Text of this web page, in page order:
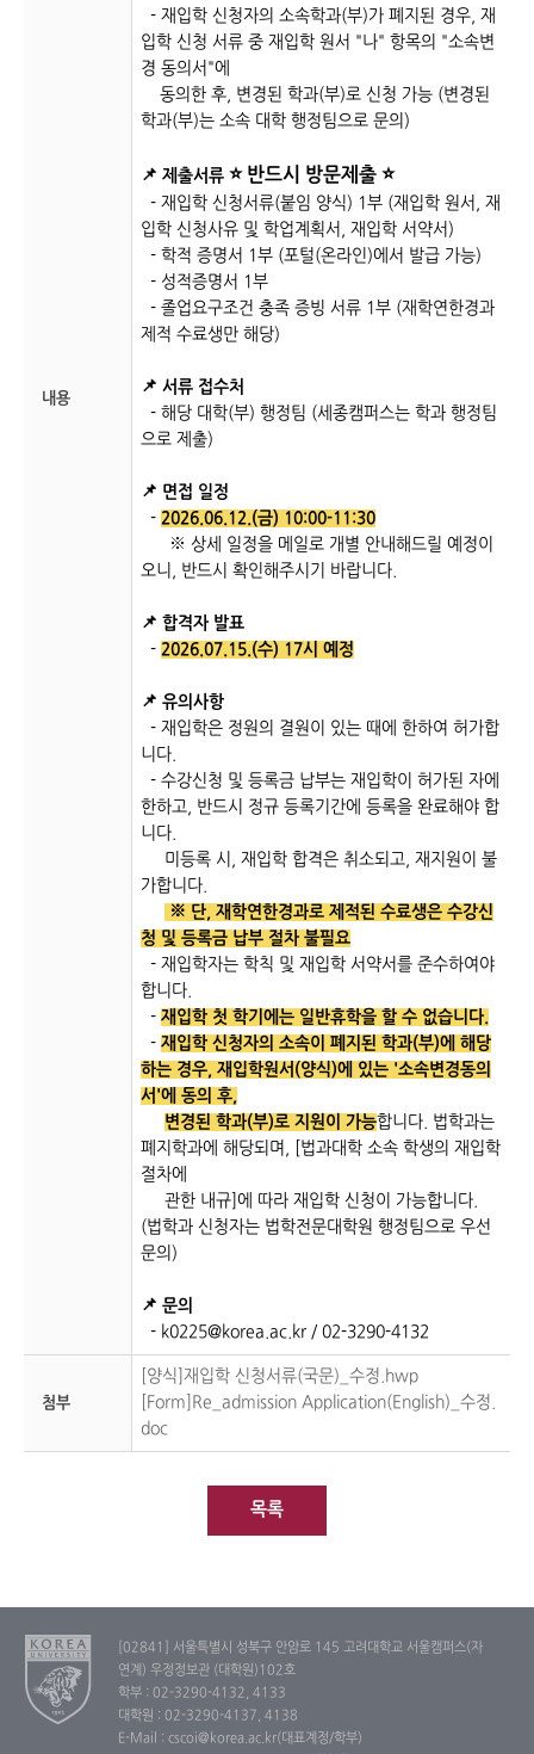
내용
- 재입학 신청자의 소속학과(부)가 폐지된 경우, 재
입학 신청 서류 중 재입학 원서 "나" 항목의 "소속변
경 동의서"에
동의한 후, 변경된 학과(부)로 신청 가능 (변경된
학과(부)는 소속 대학 행정팀으로 문의)
📌 제출서류 ⭐ 반드시 방문제출 ⭐
- 재입학 신청서류(붙임 양식) 1부 (재입학 원서, 재
입학 신청사유 및 학업계획서, 재입학 서약서)
- 학적 증명서 1부 (포털(온라인)에서 발급 가능)
- 성적증명서 1부
- 졸업요구조건 충족 증빙 서류 1부 (재학연한경과
제적 수료생만 해당)
📌 서류 접수처
- 해당 대학(부) 행정팀 (세종캠퍼스는 학과 행정팀
으로 제출)
📌 면접 일정
- 2026.06.12.(금) 10:00-11:30
※ 상세 일정을 메일로 개별 안내해드릴 예정이
오니, 반드시 확인해주시기 바랍니다.
📌 합격자 발표
- 2026.07.15.(수) 17시 예정
📌 유의사항
- 재입학은 정원의 결원이 있는 때에 한하여 허가합
니다.
- 수강신청 및 등록금 납부는 재입학이 허가된 자에
한하고, 반드시 정규 등록기간에 등록을 완료해야 합
니다.
미등록 시, 재입학 합격은 취소되고, 재지원이 불
가합니다.
※ 단, 재학연한경과로 제적된 수료생은 수강신
청 및 등록금 납부 절차 불필요
- 재입학자는 학칙 및 재입학 서약서를 준수하여야
합니다.
- 재입학 첫 학기에는 일반휴학을 할 수 없습니다.
- 재입학 신청자의 소속이 폐지된 학과(부)에 해당
하는 경우, 재입학원서(양식)에 있는 '소속변경동의
서'에 동의 후,
변경된 학과(부)로 지원이 가능합니다. 법학과는
폐지학과에 해당되며, [법과대학 소속 학생의 재입학
절차에
관한 내규]에 따라 재입학 신청이 가능합니다.
(법학과 신청자는 법학전문대학원 행정팀으로 우선
문의)
📌 문의
- k0225@korea.ac.kr / 02-3290-4132
첨부
[양식]재입학 신청서류(국문)_수정.hwp
[Form]Re_admission Application(English)_수정.
doc
목록
[02841] 서울특별시 성북구 안암로 145 고려대학교 서울캠퍼스(자
연계) 우정정보관 (대학원)102호
학부 : 02-3290-4132, 4133
대학원 : 02-3290-4137, 4138
E-Mail : cscoi@korea.ac.kr(대표계정/학부)